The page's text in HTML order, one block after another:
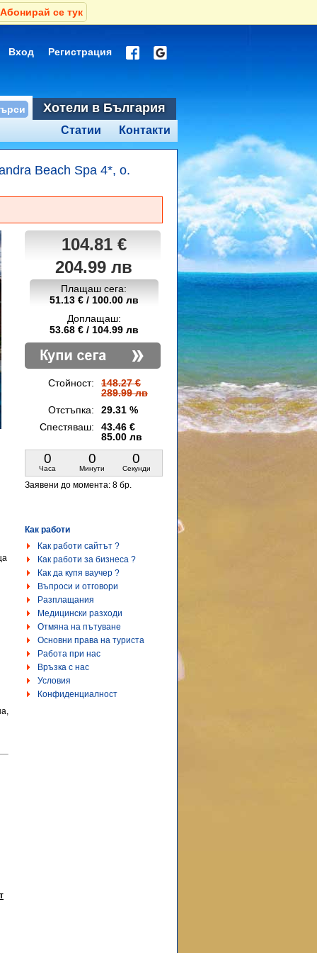
Абонирай се тук
Вход Регистрация
Хотели в България
Контакти
Статии
Beach Spa 4*, о.
104.81 €
204.99 лв
Плащаш сега:
51.13 € / 100.00 лв
Доплащаш:
53.68 € / 104.99 лв
Стойност:
148.27 €
289.99 лв
Отстъпка:
29.31 %
Спестяваш:
43.46 €
85.00 лв
0
Часа
0
Минути
0
Секунди
Заявени до момента: 8 бр.
Как работи
Как работи сайтът ?
Как работи за бизнеса ?
Как да купя ваучер ?
Въпроси и отговори
Разплащания
Медицински разходи
Отмяна на пътуване
Основни права на туриста
Работа при нас
Връзка с нас
Условия
Конфиденциалност